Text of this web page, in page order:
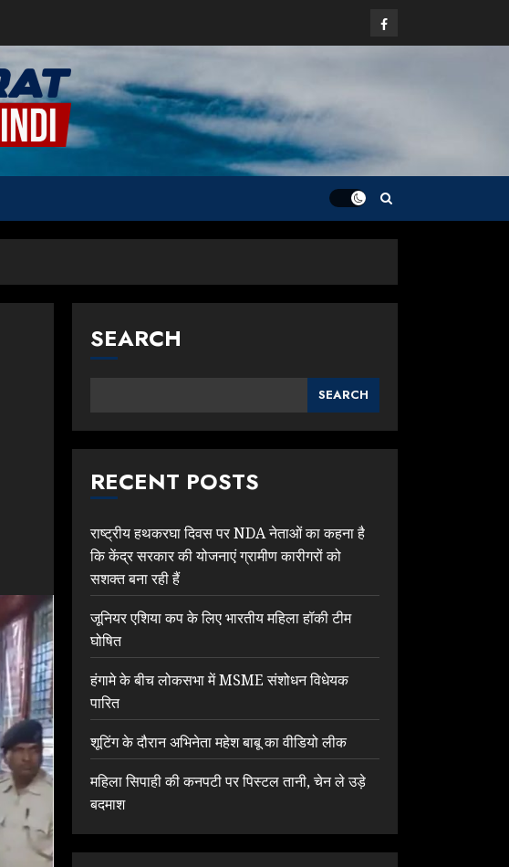
Facebook
SEARCH
SEARCH
RECENT POSTS
राष्ट्रीय हथकरघा दिवस पर NDA नेताओं का कहना है
कि केंद्र सरकार की योजनाएं ग्रामीण कारीगरों को
सशक्त बना रही हैं
जूनियर एशिया कप के लिए भारतीय महिला हॉकी टीम
घोषित
हंगामे के बीच लोकसभा में MSME संशोधन विधेयक
पारित
शूटिंग के दौरान अभिनेता महेश बाबू का वीडियो लीक
महिला सिपाही की कनपटी पर पिस्टल तानी, चेन ले उड़े
बदमाश